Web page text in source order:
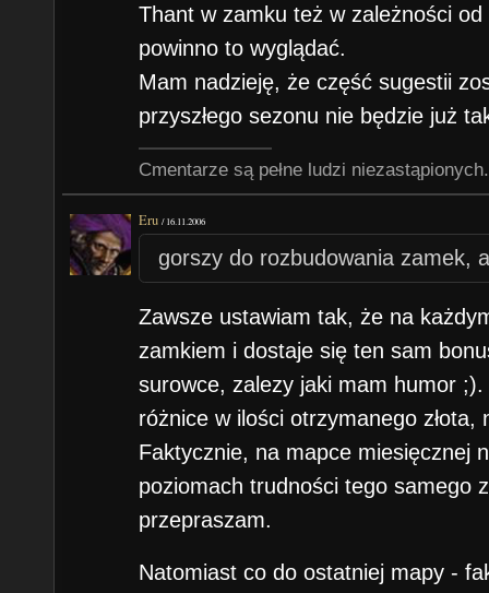
Thant w zamku też w zależności
powinno to wyglądać.
Mam nadzieję, że część sugestii
przyszłego sezonu nie będzie już
Cmentarze są pełne ludzi
Eru /16.11.2006
gorszy do rozbudowania zamek,
Zawsze ustawiam tak, że na
zamkiem i dostaje się ten sam
surowce, zalezy jaki mam humor
różnice w ilości otrzymanego złota,
Faktycznie, na mapce miesięcznej
poziomach trudności tego samego
przepraszam.
Natomiast co do ostatniej mapy -